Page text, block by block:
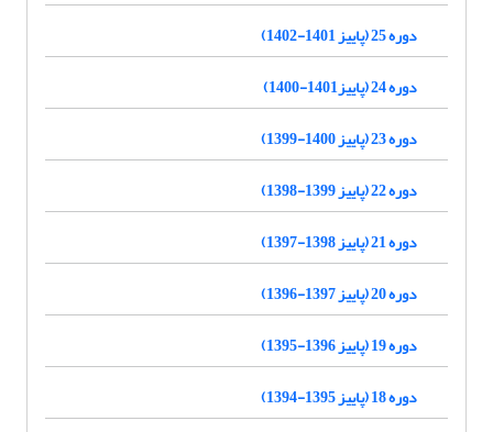
دوره 25 (پاییز 1401-1402)
دوره 24 (پاییز1401-1400)
دوره 23 (پاییز 1400-1399)
دوره 22 (پاییز 1399-1398)
دوره 21 (پاییز 1398-1397)
دوره 20 (پاییز 1397-1396)
دوره 19 (پاییز 1396-1395)
دوره 18 (پاییز 1395-1394)